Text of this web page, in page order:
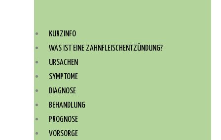
KURZINFO
WAS IST EINE ZAHNFLEISCHENTZÜNDUNG?
URSACHEN
SYMPTOME
DIAGNOSE
BEHANDLUNG
PROGNOSE
VORSORGE